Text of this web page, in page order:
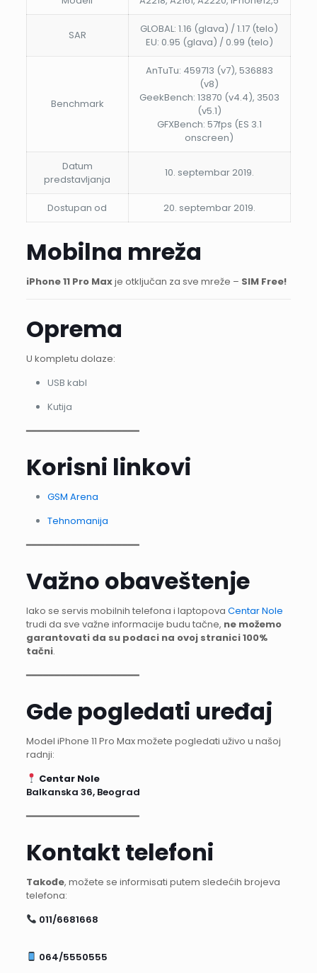
SAR
GLOBAL: 1.16 (glava) / 1.17 (telo)
EU: 0.95 (glava) / 0.99 (telo)
Benchmark
AnTuTu: 459713 (v7), 536883
(v8)
GeekBench: 13870 (v4.4), 3503
(v5.1)
GFXBench: 57fps (ES 3.1
onscreen)
Datum
predstavljanja
10. septembar 2019.
Dostupan od 20. septembar 2019.
Mobilna mreža
iPhone 11 Pro Maxje otključan za sve mreže – SIM Free!
Oprema
U kompletu dolaze:
USB kabl
Kutija
━━━━━━━━━━━━━━━━━━━━
Korisni linkovi
GSM Arena
Tehnomanija
━━━━━━━━━━━━━━━━━━━━
Važno obaveštenje
Iako se servis mobilnih telefona i laptopova Centar Nole
trudi da sve važne informacije budu tačne, ne možemo
garantovati da su podaci na ovoj stranici 100%
tačni.
━━━━━━━━━━━━━━━━━━━━
Gde pogledati uređaj
Model iPhone 11 Pro Max možete pogledati uživo u našoj
radnji:
Centar Nole
Balkanska 36, Beograd
━━━━━━━━━━━━━━━━━━━━
Kontakt telefoni
Takođe, možete se informisati putem sledećih brojeva
telefona:
011/6681668
064/5550555